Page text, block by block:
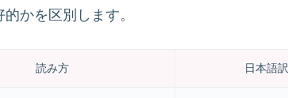
かを区別します。
読み方 日本語訳